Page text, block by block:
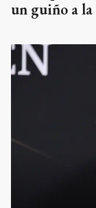
un guiño a